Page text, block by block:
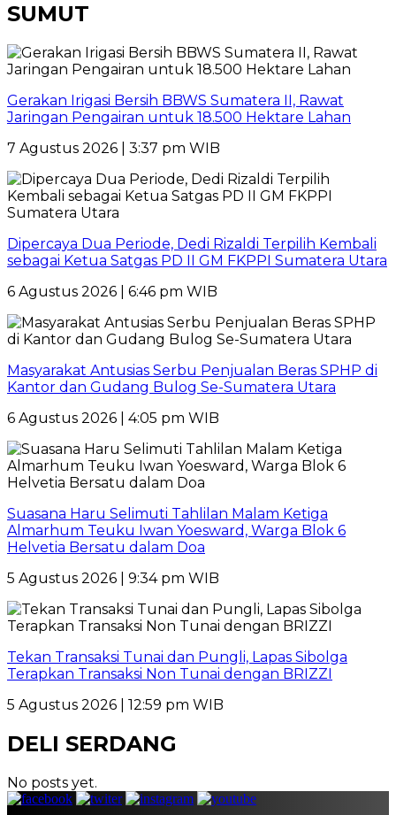
SUMUT
Gerakan Irigasi Bersih BBWS Sumatera II, Rawat
Jaringan Pengairan untuk 18.500 Hektare Lahan
7 Agustus 2026 | 3:37 pm WIB
Dipercaya Dua Periode, Dedi Rizaldi Terpilih Kembali
sebagai Ketua Satgas PD II GM FKPPI Sumatera Utara
6 Agustus 2026 | 6:46 pm WIB
Masyarakat Antusias Serbu Penjualan Beras SPHP di
Kantor dan Gudang Bulog Se-Sumatera Utara
6 Agustus 2026 | 4:05 pm WIB
Suasana Haru Selimuti Tahlilan Malam Ketiga
Almarhum Teuku Iwan Yoesward, Warga Blok 6
Helvetia Bersatu dalam Doa
5 Agustus 2026 | 9:34 pm WIB
Tekan Transaksi Tunai dan Pungli, Lapas Sibolga
Terapkan Transaksi Non Tunai dengan BRIZZI
5 Agustus 2026 | 12:59 pm WIB
DELI SERDANG
No posts yet.